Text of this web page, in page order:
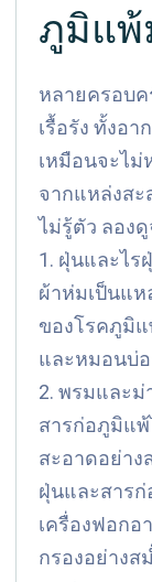
ภูมิแพ้
หลายครอบ
เรื้อรัง ทั้งอ
เหมือนจะไม่
จากแหล่งส
ไม่รู้ตัว ลอง
1. ฝุ่นและไ
ผ้าห่มเป็นแห
ของโรคภูมิ
และหมอนบ่
2. พรมและม่
สารก่อภูมิแ
สะอาดอย่าง
ฝุ่นและสารก่
เครื่องฟอกอ
กรองอย่างส